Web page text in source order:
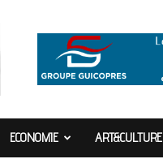
ECONOMIE ART&CULTURE